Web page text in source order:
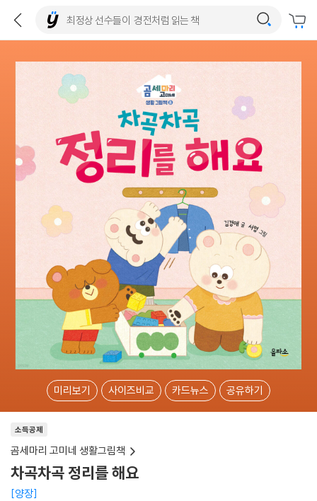
미리보기 사이즈비교 카드뉴스 공유하기
소득공제
곰세마리 고미네 생활그림책
차곡차곡 정리를 해요
양장